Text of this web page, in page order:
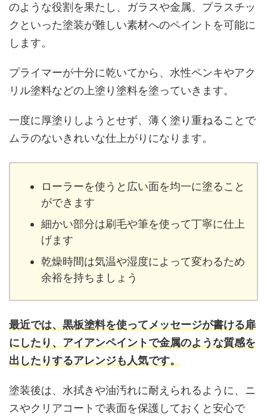
のような役割を果たし、ガラスや金属、プラスチッ
クといった塗装が難しい素材へのペイントを可能に
します。
プライマーが十分に乾いてから、水性ペンキやアク
リル塗料などの上塗り塗料を塗っていきます。
一度に厚塗りしようとせず、薄く塗り重ねることで
ムラのないきれいな仕上がりになります。
ローラーを使うと広い面を均一に塗ること
ができます
細かい部分は刷毛や筆を使って丁寧に仕上
げます
乾燥時間は気温や湿度によって変わるため
余裕を持ちましょう
最近では、黒板塗料を使ってメッセージが書ける扉
にしたり、アイアンペイントで金属のような質感を
出したりするアレンジも人気です。
塗装後は、水拭きや油汚れに耐えられるように、ニ
スやクリアコートで表面を保護しておくと安心で